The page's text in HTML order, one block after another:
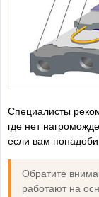
Специалисты
где нет
если вам
Обратите
работают на